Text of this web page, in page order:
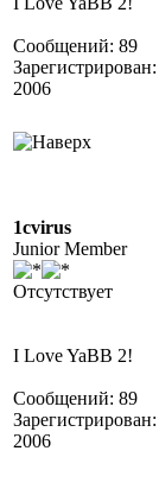
Сообщений: 89
2006
1cvirus
Junior Member
Отсутствует
I Love YaBB 2!
Сообщений: 89
2006